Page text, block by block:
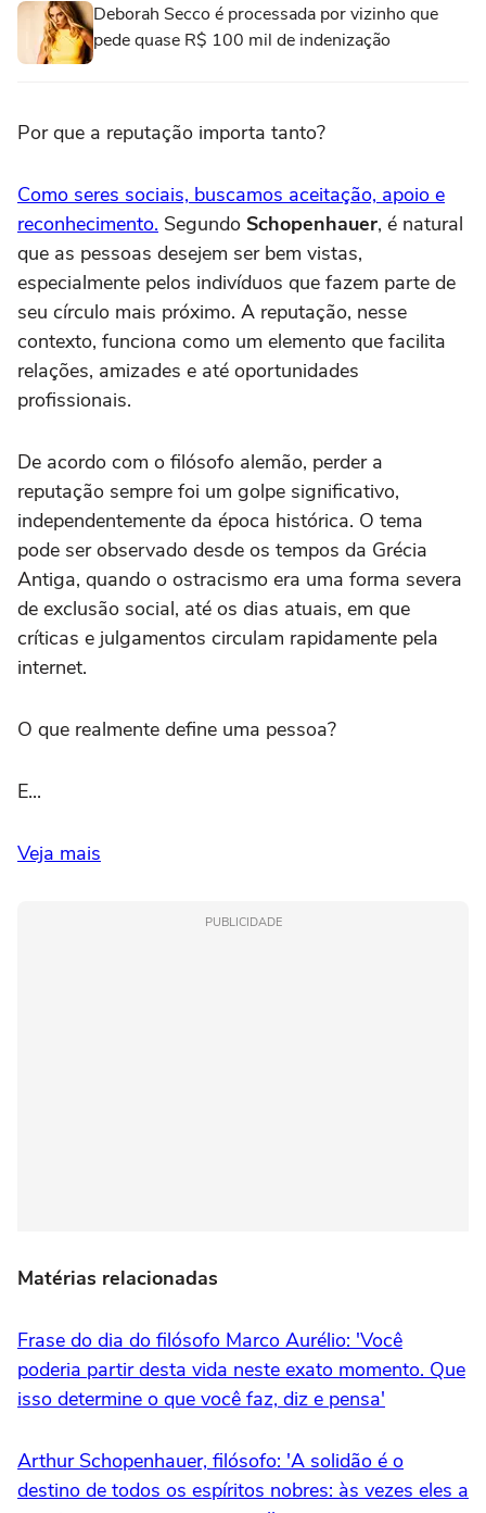
Deborah Secco é processada por vizinho que
pede quase R$ 100 mil de indenização
Por que a reputação importa tanto?
Como seres sociais, buscamos aceitação, apoio e
reconhecimento. Segundo Schopenhauer, é natural
que as pessoas desejem ser bem vistas,
especialmente pelos indivíduos que fazem parte de
seu círculo mais próximo. A reputação, nesse
contexto, funciona como um elemento que facilita
relações, amizades e até oportunidades
profissionais.
De acordo com o filósofo alemão, perder a
reputação sempre foi um golpe significativo,
independentemente da época histórica. O tema
pode ser observado desde os tempos da Grécia
Antiga, quando o ostracismo era uma forma severa
de exclusão social, até os dias atuais, em que
críticas e julgamentos circulam rapidamente pela
internet.
O que realmente define uma pessoa?
E...
Veja mais
PUBLICIDADE
Matérias relacionadas
Frase do dia do filósofo Marco Aurélio: 'Você
poderia partir desta vida neste exato momento. Que
isso determine o que você faz, diz e pensa'
Arthur Schopenhauer, filósofo: 'A solidão é o
destino de todos os espíritos nobres: às vezes eles a